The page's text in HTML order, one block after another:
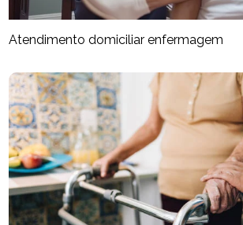
Atendimento domiciliar enfermagem